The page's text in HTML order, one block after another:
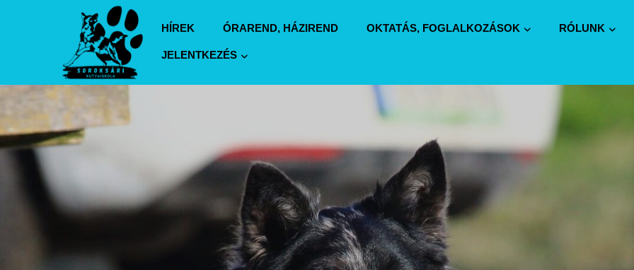
HÍREK ÓRAREND, HÁZIREND OKTATÁS, FOGLALKOZÁSOK RÓLUNK
JELENTKEZÉS